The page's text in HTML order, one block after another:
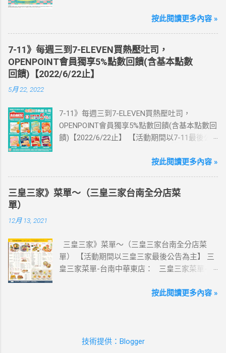
國上網卡 方便、快速、享買一送一優惠！ > 實
送王品集團300元即享券。 (出國開通啟用後回
活動網站登錄 【點我登錄】 ) > eSIM出國上網
卡：好康升級！購買eSIM「吃到飽」方案；即
送同天數「吃到飽」方案。 (例：買1張日本5天
來超商買省錢又方便💰 ·活動詳情：好康優惠看
這邊 【點我看好康優惠】 ·eSIM ibon 購買教學
【點我觀看教學】 📲 全球上網首選，速度穩
澳、美國、菲律賓、歐洲、土耳其 熱門地區通
通有 📲 立即取卡免等待超便利 ✈️ 180天彈性開
通不怕過期 🧳 一人買兩人用，享受出國網路自
字，表示您的手機支援 eSIM 功能。 ●不支援鎖
卡機、平板、電信業者客製機、網路分享器、
中國大陸銷售的 iPhone手機。 【Apple】（執
2.iPhone 15 3.iPhone 14 4.iPhone 13 5.iPhone
2.Pixel 6a、Pixel 6 Pro、Pixel 6 3.Pixel 5 4.Pixel
按此閱讀更多內容 »
7-11》每週三到7-ELEVEN買熱壓吐司，
OPENPOINT會員獨享5%點數回饋(含基本點數
回饋)【2022/6/22止】
5月 22, 2022
7-11》每週三到7-ELEVEN買熱壓吐司，
OPENPOINT會員獨享5%點數回饋(含基本點數回
饋)【2022/6/22止】 【活動期間以7-11最後公
111/5/4~6/22 每週三到7-ELEVEN買熱壓吐司
饋) 【販售門市查詢】
https://emap.pcsc.com.tw/emap.aspx# 小編推
台式傳統口味~好評回購 注意事項 1.本優惠不得
與其他優惠並行。商品數量以各門市實際可販
售數量為準。 2.活動期間OPENPOINT會員需報
icash2.0二代卡(含聯名卡)或OPEN錢包(含
動優惠。 3.本活動不適用隨取卡、咖啡卡、商
按此閱讀更多內容 »
三皇三家》菜單～（三皇三家台南全分店菜
單）
12月 13, 2021
三皇三家》菜單～（三皇三家台南全分店菜
單） 【活動期間以三皇三家最後公告為主】 三
皇三家菜單-台南中華東店： 三皇三家菜單-台
皇三家菜單-歸仁店： 三皇三家菜單-永康愛買
灣優惠券大全》省錢大作戰》首頁 3皇3家 , 台
按此閱讀更多內容 »
技術提供：Blogger